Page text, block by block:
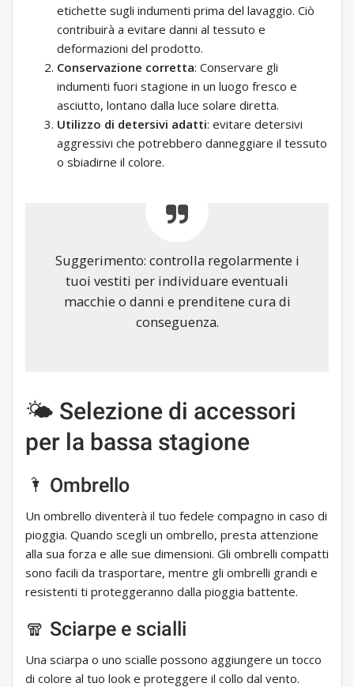
etichette sugli indumenti prima del lavaggio. Ciò
contribuirà a evitare danni al tessuto e
deformazioni del prodotto.
Conservazione corretta: Conservare gli
indumenti fuori stagione in un luogo fresco e
asciutto, lontano dalla luce solare diretta.
Utilizzo di detersivi adatti: evitare detersivi
aggressivi che potrebbero danneggiare il tessuto
o sbiadirne il colore.
Suggerimento: controlla regolarmente i
tuoi vestiti per individuare eventuali
macchie o danni e prenditene cura di
conseguenza.
🌤 Selezione di accessori
per la bassa stagione
🌂 Ombrello
Un ombrello diventerà il tuo fedele compagno in caso di
pioggia. Quando scegli un ombrello, presta attenzione
alla sua forza e alle sue dimensioni. Gli ombrelli compatti
sono facili da trasportare, mentre gli ombrelli grandi e
resistenti ti proteggeranno dalla pioggia battente.
🧣 Sciarpe e scialli
Una sciarpa o uno scialle possono aggiungere un tocco
di colore al tuo look e proteggere il collo dal vento.